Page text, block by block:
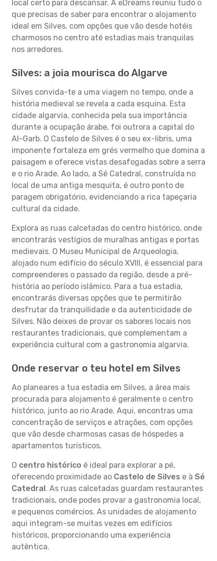
local certo para descansar. A eDreams reuniu tudo o
que precisas de saber para encontrar o alojamento
ideal em Silves, com opções que vão desde hotéis
charmosos no centro até estadias mais tranquilas
nos arredores.
Silves: a joia mourisca do Algarve
Silves convida-te a uma viagem no tempo, onde a
história medieval se revela a cada esquina. Esta
cidade algarvia, conhecida pela sua importância
durante a ocupação árabe, foi outrora a capital do
Al-Garb. O Castelo de Silves é o seu ex-libris, uma
imponente fortaleza em grés vermelho que domina a
paisagem e oferece vistas desafogadas sobre a serra
e o rio Arade. Ao lado, a Sé Catedral, construída no
local de uma antiga mesquita, é outro ponto de
paragem obrigatório, evidenciando a rica tapeçaria
cultural da cidade.
Explora as ruas calcetadas do centro histórico, onde
encontrarás vestígios de muralhas antigas e portas
medievais. O Museu Municipal de Arqueologia,
alojado num edifício do século XVIII, é essencial para
compreenderes o passado da região, desde a pré-
história ao período islâmico. Para a tua estadia,
encontrarás diversas opções que te permitirão
desfrutar da tranquilidade e da autenticidade de
Silves. Não deixes de provar os sabores locais nos
restaurantes tradicionais, que complementam a
experiência cultural com a gastronomia algarvia.
Onde reservar o teu hotel em Silves
Ao planeares a tua estadia em Silves, a área mais
procurada para alojamento é geralmente o centro
histórico, junto ao rio Arade. Aqui, encontras uma
concentração de serviços e atrações, com opções
que vão desde charmosas casas de hóspedes a
apartamentos turísticos.
O centro histórico é ideal para explorar a pé,
oferecendo proximidade ao Castelo de Silves e à Sé
Catedral. As ruas calcetadas guardam restaurantes
tradicionais, onde podes provar a gastronomia local,
e pequenos comércios. As unidades de alojamento
aqui integram-se muitas vezes em edifícios
históricos, proporcionando uma experiência
autêntica.